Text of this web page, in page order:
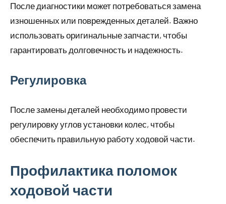
После диагностики может потребоваться замена
изношенных или поврежденных деталей. Важно
использовать оригинальные запчасти, чтобы
гарантировать долговечность и надежность.
Регулировка
После замены деталей необходимо провести
регулировку углов установки колес, чтобы
обеспечить правильную работу ходовой части.
Профилактика поломок
ходовой части